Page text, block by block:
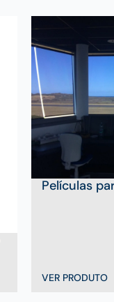
Películas
VER PRODUTO